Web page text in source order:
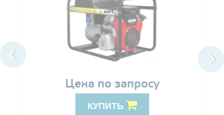
Цена по запросу
КУПИТЬ